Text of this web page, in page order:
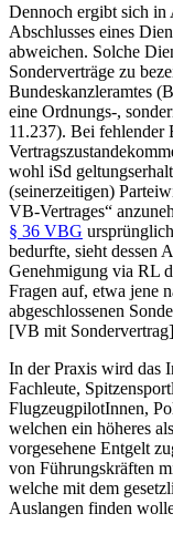
Dennoch ergibt sich in
Abschlusses eines
abweichen. Solche
Sonderverträge zu
Bundeskanzleramtes
eine Ordnungs-,
11.237). Bei fehlender
wohl iSd
(seinerzeitigen)
VB-Vertrages“
§ 36 VBG
bedurfte, sieht dessen
Genehmigung via RL
Fragen auf, etwa jene
abgeschlossenen
[VB mit
In der Praxis wird das
Fachleute,
FlugzeugpilotInnen,
welchen ein höheres
vorgesehene Entgelt
von Führungskräften
welche mit dem
Auslangen finden